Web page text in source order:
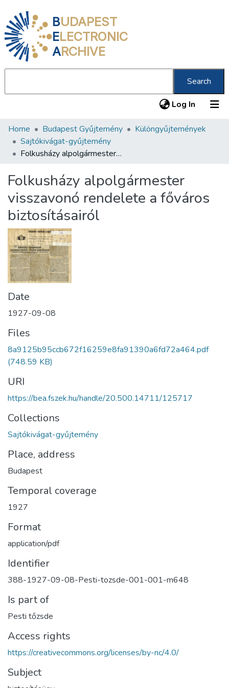
BUDAPEST
ELECTRONIC
ARCHIVE
Search
Log In (current)
Communities & Collections
All of DSpace
About us
Home Budapest Gyűjtemény
Különgyűjtemények
Sajtókivágat-gyűjtemény
Folkusházy alpolgármester visszavonó rendelete a főváros biztosításairól
Folkusházy alpolgármester
visszavonó rendelete a főváros
biztosításairól
Date
1927-09-08
Files
8a9125b95ccb672f16259e8fa91390a6fd72a464.pdf
(748.59 KB)
URI
https://bea.fszek.hu/handle/20.500.14711/125717
Collections
Sajtókivágat-gyűjtemény
Place, address
Budapest
Temporal coverage
1927
Format
application/pdf
Identifier
388-1927-09-08-Pesti-tozsde-001-001-m648
Is part of
Pesti tőzsde
Access rights
https://creativecommons.org/licenses/by-nc/4.0/
Subject